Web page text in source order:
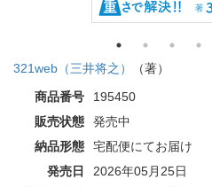
321web（三井将之）
（著）
商品番号
195450
販売状態
発売中
納品形態
宅配便にてお届け
発売日
2026年05月25日